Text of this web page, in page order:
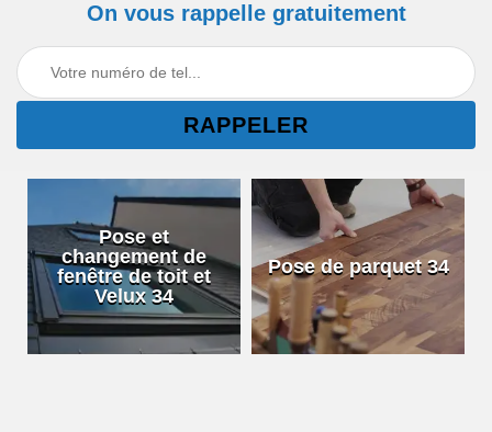
On vous rappelle gratuitement
Pose et
changement de
fenêtre de toit et
Velux 34
Pose de parquet 34